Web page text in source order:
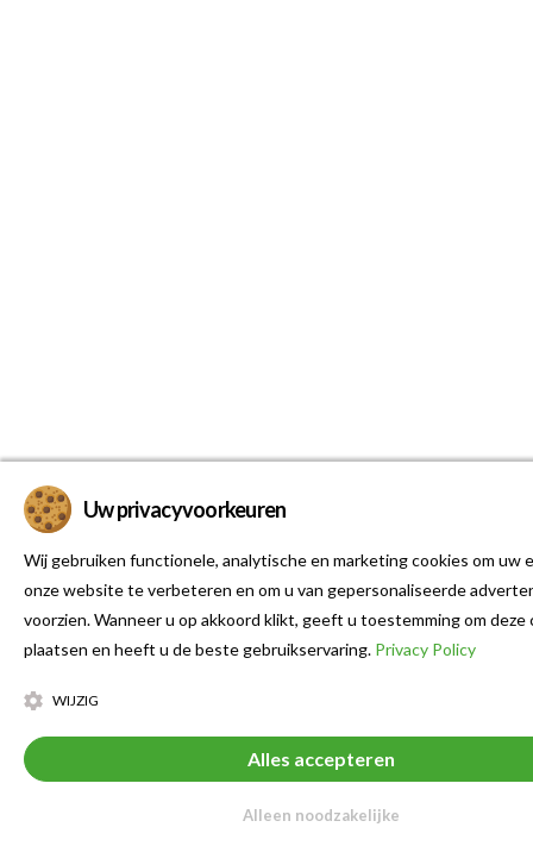
Uw privacyvoorkeuren
Wij gebruiken functionele, analytische en marketing cookies om uw
onze website te verbeteren en om u van gepersonaliseerde
voorzien. Wanneer u op akkoord klikt, geeft u toestemming om deze
plaatsen en heeft u de beste gebruikservaring. Privacy Policy
WIJZIG
Alles accepteren
Alleen noodzakelijke